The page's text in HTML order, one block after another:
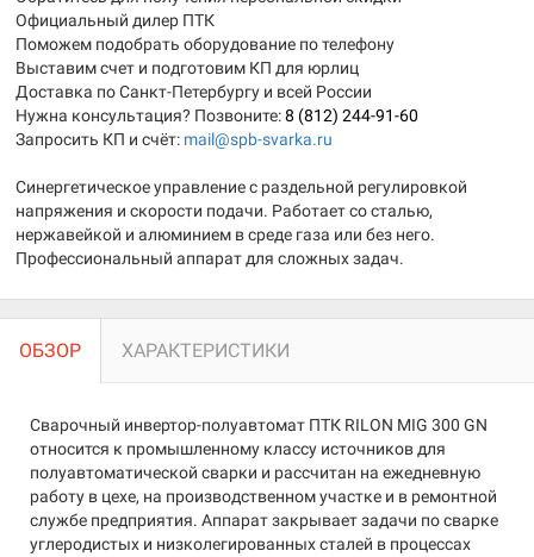
Официальный дилер ПТК
Поможем подобрать оборудование по телефону
Выставим счет и подготовим КП для юрлиц
Доставка по Санкт-Петербургу и всей России
Нужна консультация? Позвоните:8 (812) 244-91-60
Запросить КП и счёт: mail@spb-svarka.ru
Синергетическое управление с раздельной регулировкой
напряжения и скорости подачи. Работает со сталью,
нержавейкой и алюминием в среде газа или без него.
Профессиональный аппарат для сложных задач.
ОБЗОР ХАРАКТЕРИСТИКИ
Сварочный инвертор-полуавтомат ПТК RILON MIG 300 GN
относится к промышленному классу источников для
полуавтоматической сварки и рассчитан на ежедневную
работу в цехе, на производственном участке и в ремонтной
службе предприятия. Аппарат закрывает задачи по сварке
углеродистых и низколегированных сталей в процессах